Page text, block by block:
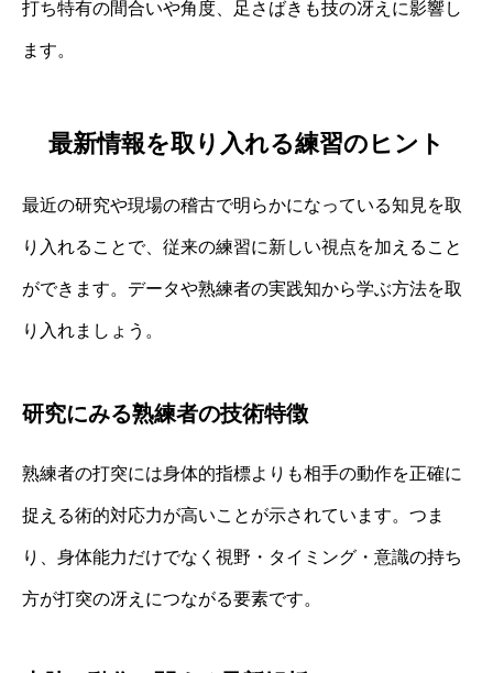
打ち特有の間合いや角度、足さばきも技の冴えに影響し
ます。
最新情報を取り入れる練習のヒント
最近の研究や現場の稽古で明らかになっている知見を取
り入れることで、従来の練習に新しい視点を加えること
ができます。データや熟練者の実践知から学ぶ方法を取
り入れましょう。
研究にみる熟練者の技術特徴
熟練者の打突には身体的指標よりも相手の動作を正確に
捉える術的対応力が高いことが示されています。つま
り、身体能力だけでなく視野・タイミング・意識の持ち
方が打突の冴えにつながる要素です。